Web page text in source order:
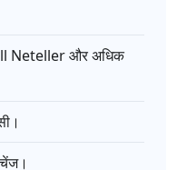
Neteller और अधिक